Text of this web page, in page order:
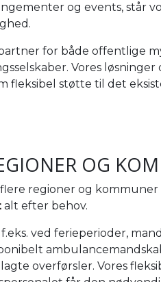
og events, står
for både offentlige
Vores
fleksibel støtte til det
OG
regioner og
alt efter behov.
ved ferieperioder,
overførsler. Vores